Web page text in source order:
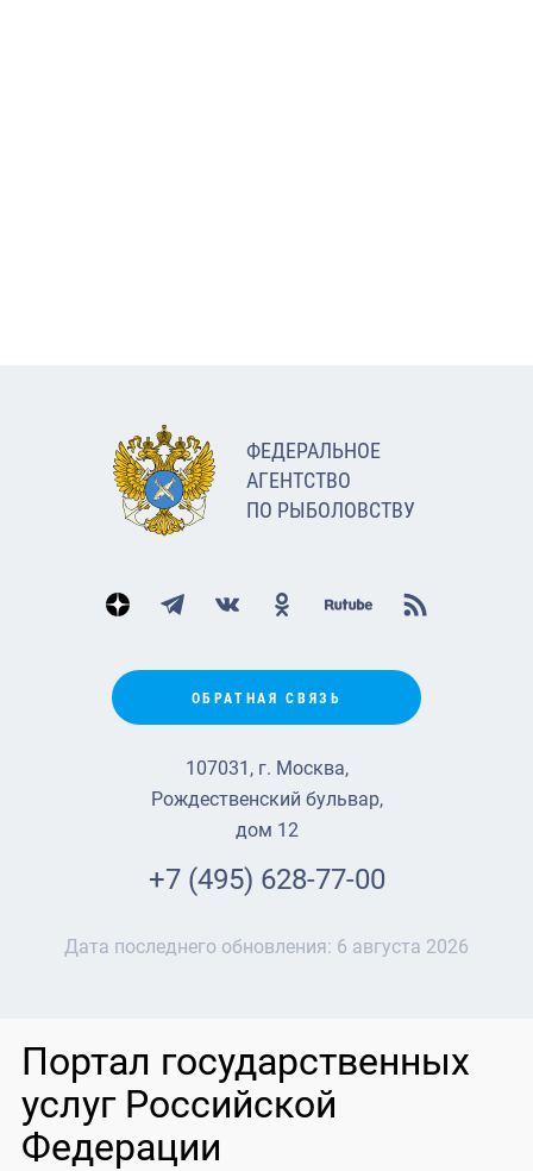
ФЕДЕРАЛЬНОЕ
АГЕНТСТВО
ПО РЫБОЛОВСТВУ
ОБРАТНАЯ СВЯЗЬ
107031, г. Москва,
Рождественский бульвар,
дом 12
+7 (495) 628-77-00
Дата последнего обновления: 6 августа 2026
Портал государственных
услуг Российской
Федерации